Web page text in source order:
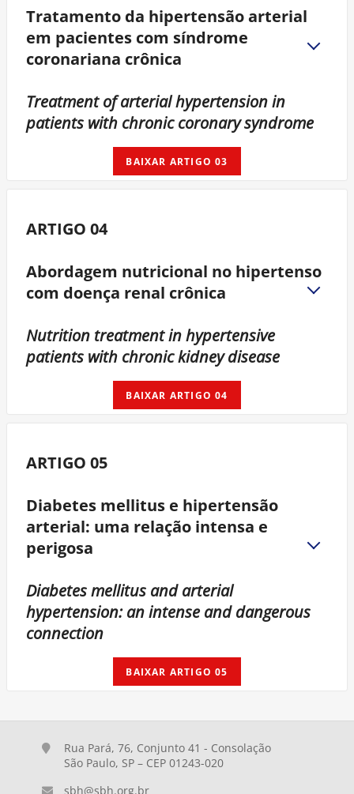
Tratamento da hipertensão arterial
em pacientes com síndrome
coronariana crônica
Treatment of arterial hypertension in
patients with chronic coronary syndrome
BAIXAR ARTIGO 03
ARTIGO 04
Abordagem nutricional no hipertenso
com doença renal crônica
Nutrition treatment in hypertensive
patients with chronic kidney disease
BAIXAR ARTIGO 04
ARTIGO 05
Diabetes mellitus e hipertensão
arterial: uma relação intensa e
perigosa
Diabetes mellitus and arterial
hypertension: an intense and dangerous
connection
BAIXAR ARTIGO 05
Rua Pará, 76, Conjunto 41 - Consolação
São Paulo, SP – CEP 01243-020
sbh@sbh.org.br